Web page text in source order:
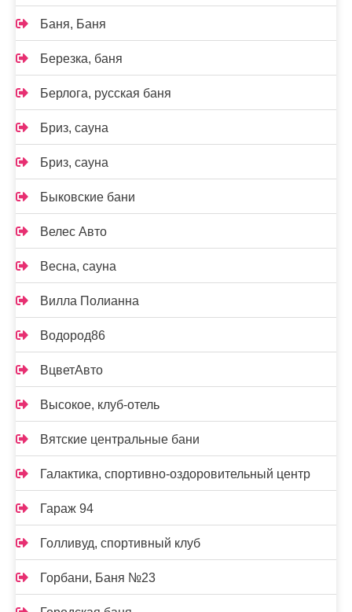
Баня, Баня
Березка, баня
Берлога, русская баня
Бриз, сауна
Бриз, сауна
Быковские бани
Велес Авто
Весна, сауна
Вилла Полианна
Водород86
ВцветАвто
Высокое, клуб-отель
Вятские центральные бани
Галактика, спортивно-оздоровительный центр
Гараж 94
Голливуд, спортивный клуб
Горбани, Баня №23